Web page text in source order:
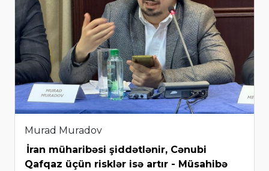
Murad Muradov
İran müharibəsi şiddətlənir, Cənubi
Qafqaz üçün risklər isə artır - Müsahibə